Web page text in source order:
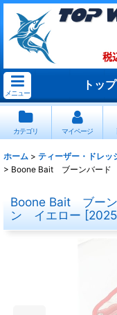
メニュー
トッ
カテゴリ マイページ
ホーム > ティーザー・ドレッ
> Boone Bait ブーンバー
Boone Bait ブー
ン イエロー [